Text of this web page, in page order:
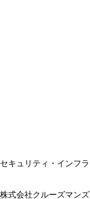
セキュリティ・インフラ
株式会社クルーズマンズ